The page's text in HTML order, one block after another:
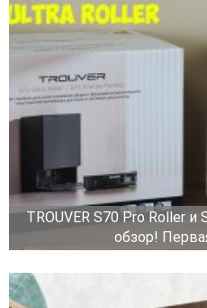
TROUVER S70 Pro Roller и
обзор!